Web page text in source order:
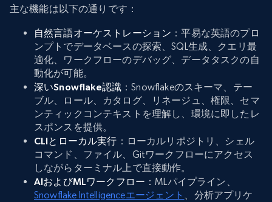
主な機能は以下の通りです：
自然言語オーケストレーション ：平易な英語のプロ
ンプトでデータベースの探索、SQL生成、クエリ最
適化、ワークフローのデバッグ、データタスクの自
動化が可能。
深いSnowflake認識 ：Snowflakeのスキーマ、テー
ブル、ロール、カタログ、リネージュ、権限、セマ
ンティックコンテキストを理解し、環境に即したレ
スポンスを提供。
CLIとローカル実行 ：ローカルリポジトリ、シェル
コマンド、ファイル、Gitワークフローにアクセス
しながらターミナル上で直接動作。
AIおよびMLワークフロー ：MLパイプライン、
Snowflake Intelligenceエージェント 、分析アプリケ